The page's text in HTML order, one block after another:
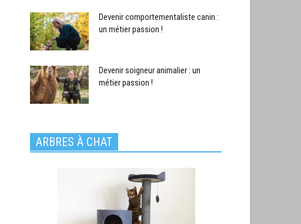
Devenir comportementaliste canin :
un métier passion !
Devenir soigneur animalier : un
métier passion !
ARBRES À CHAT